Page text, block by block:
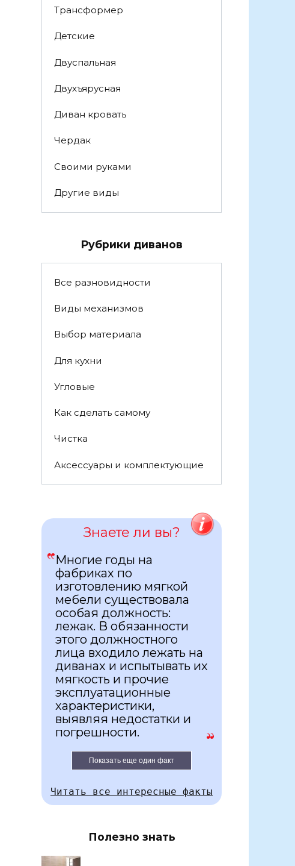
Трансформер
Детские
Двуспальная
Двухъярусная
Диван кровать
Чердак
Своими руками
Другие виды
Рубрики диванов
Все разновидности
Виды механизмов
Выбор материала
Для кухни
Угловые
Как сделать самому
Чистка
Аксессуары и комплектующие
Знаете ли вы?
Многие годы на
фабриках по
изготовлению мягкой
мебели существовала
особая должность:
лежак. В обязанности
этого должностного
лица входило лежать на
диванах и испытывать их
мягкость и прочие
эксплуатационные
характеристики,
выявляя недостатки и
погрешности.
Показать еще один факт
Читать все интересные факты
Полезно знать